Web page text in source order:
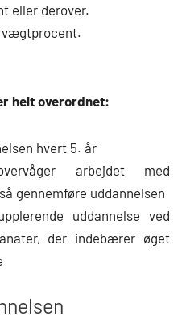
eller derover.
helt overordnet:
hvert 5. år
arbejdet med
gennemføre uddannelsen
uddannelse ved
der indebærer øget